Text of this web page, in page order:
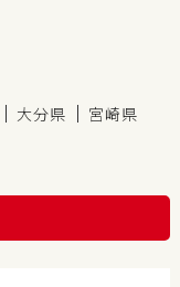
大分県
宮崎県